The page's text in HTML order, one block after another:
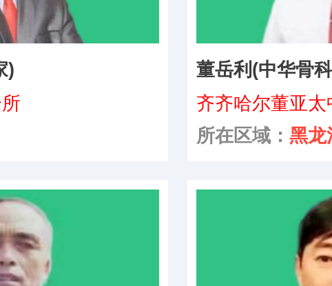
)
咨询
董岳利(中华骨
齐齐哈尔董亚
养养生中心
所在区域：黑龙